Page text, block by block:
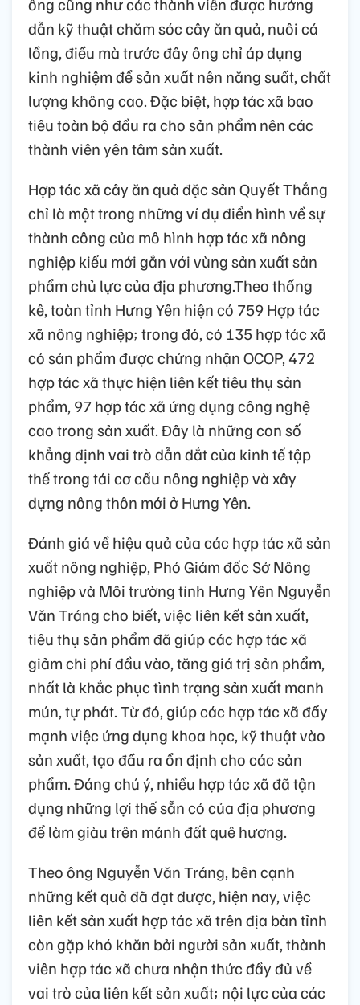
ông cũng như các thành viên được hướng
dẫn kỹ thuật chăm sóc cây ăn quả, nuôi cá
lồng, điều mà trước đây ông chỉ áp dụng
kinh nghiệm để sản xuất nên năng suất, chất
lượng không cao. Đặc biệt, hợp tác xã bao
tiêu toàn bộ đầu ra cho sản phẩm nên các
thành viên yên tâm sản xuất.
Hợp tác xã cây ăn quả đặc sản Quyết Thắng
chỉ là một trong những ví dụ điển hình về sự
thành công của mô hình hợp tác xã nông
nghiệp kiểu mới gắn với vùng sản xuất sản
phẩm chủ lực của địa phương.Theo thống
kê, toàn tỉnh Hưng Yên hiện có 759 Hợp tác
xã nông nghiệp; trong đó, có 135 hợp tác xã
có sản phẩm được chứng nhận OCOP, 472
hợp tác xã thực hiện liên kết tiêu thụ sản
phẩm, 97 hợp tác xã ứng dụng công nghệ
cao trong sản xuất. Đây là những con số
khẳng định vai trò dẫn dắt của kinh tế tập
thể trong tái cơ cấu nông nghiệp và xây
dựng nông thôn mới ở Hưng Yên.
Đánh giá về hiệu quả của các hợp tác xã sản
xuất nông nghiệp, Phó Giám đốc Sở Nông
nghiệp và Môi trường tỉnh Hưng Yên Nguyễn
Văn Tráng cho biết, việc liên kết sản xuất,
tiêu thụ sản phẩm đã giúp các hợp tác xã
giảm chi phí đầu vào, tăng giá trị sản phẩm,
nhất là khắc phục tình trạng sản xuất manh
mún, tự phát. Từ đó, giúp các hợp tác xã đẩy
mạnh việc ứng dụng khoa học, kỹ thuật vào
sản xuất, tạo đầu ra ổn định cho các sản
phẩm. Đáng chú ý, nhiều hợp tác xã đã tận
dụng những lợi thế sẵn có của địa phương
để làm giàu trên mảnh đất quê hương.
Theo ông Nguyễn Văn Tráng, bên cạnh
những kết quả đã đạt được, hiện nay, việc
liên kết sản xuất hợp tác xã trên địa bàn tỉnh
còn gặp khó khăn bởi người sản xuất, thành
viên hợp tác xã chưa nhận thức đầy đủ về
vai trò của liên kết sản xuất; nội lực của các